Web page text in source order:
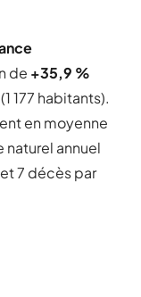
de +35,9 %
177 habitants).
en moyenne
naturel annuel
7 décès par